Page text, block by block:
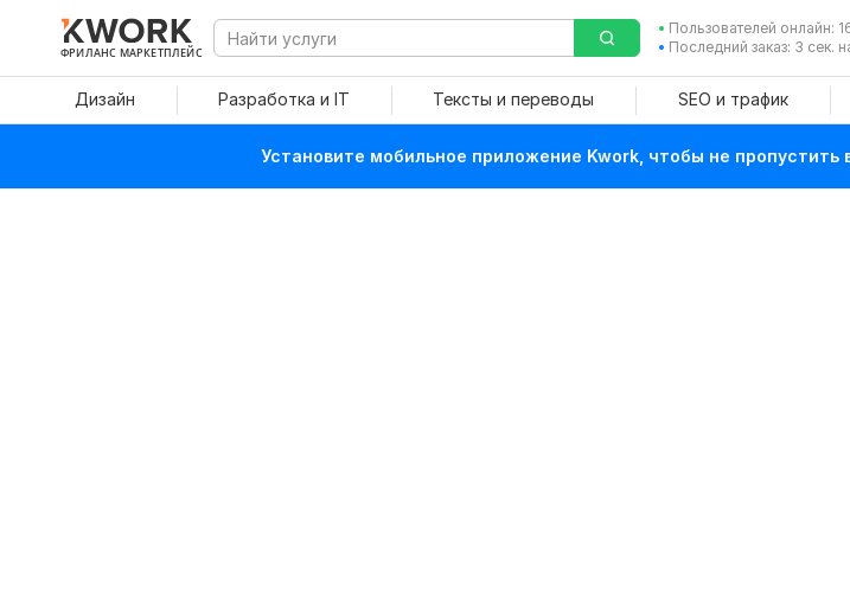
ФРИЛАНС МАРКЕТПЛЕЙС
Пользователей онлайн:
Последний заказ: 3 сек.
Дизайн Разработка и IT Тексты и переводы SEO и трафик
Установите мобильное приложение Kwork, чтобы не